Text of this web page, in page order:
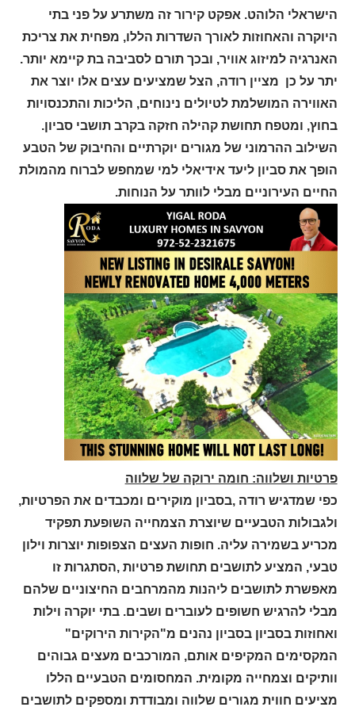
הישראלי הלוהט. אפקט קירור זה משתרע על פני בתי
היוקרה והאחוזות לאורך השדרות הללו, מפחית את צריכת
האנרגיה למיזוג אוויר, ובכך תורם לסביבה בת קיימא יותר.
יתר על כן מציין רודה, הצל שמציעים עצים אלו יוצר את
האווירה המושלמת לטיולים נינוחים, הליכות והתכנסויות
בחוץ, ומטפח תחושת קהילה חזקה בקרב תושבי סביון.
השילוב ההרמוני של מגורים יוקרתיים והחיבוק של הטבע
הופך את סביון ליעד אידיאלי למי שמחפש לברוח מהמולת
החיים העירוניים מבלי לוותר על הנוחות.
פרטיות ושלווה: חומה ירוקה של שלווה
כפי שמדגיש רודה ,בסביון מוקירים ומכבדים את הפרטיות,
ולגבולות הטבעיים שיוצרת הצמחייה השופעת תפקיד
מכריע בשמירה עליה. חופות העצים הצפופות יוצרות וילון
טבעי, המציע לתושבים תחושת פרטיות ,הסתגרות זו
מאפשרת לתושבים ליהנות מהמרחבים החיצוניים שלהם
מבלי להרגיש חשופים לעוברים ושבים. בתי יוקרה וילות
ואחוזות בסביון בסביון נהנים מ"הקירות הירוקים"
המקסימים המקיפים אותם, המורכבים מעצים גבוהים
וותיקים וצמחייה מקומית. המחסומים הטבעיים הללו
מציעים חווית מגורים שלווה ומבודדת ומספקים לתושבים